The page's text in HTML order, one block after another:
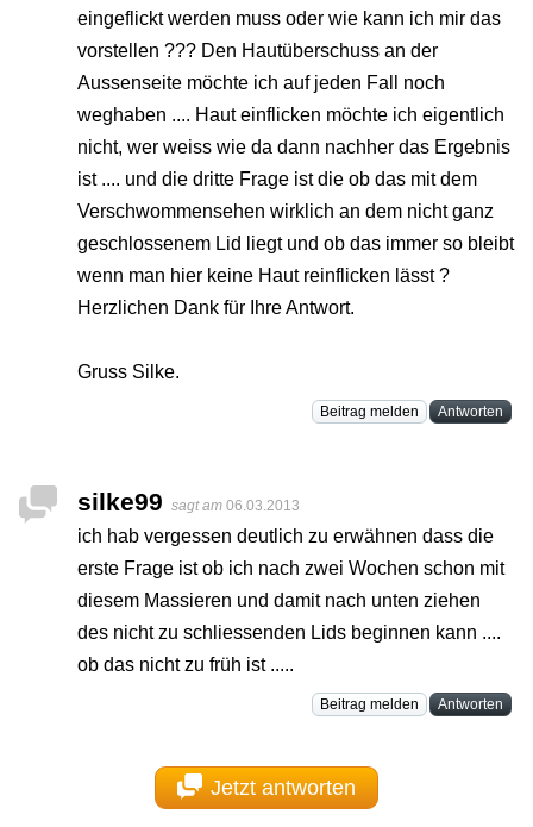
eingeflickt werden muss oder wie kann ich mir das
vorstellen ??? Den Hautüberschuss an der
Aussenseite möchte ich auf jeden Fall noch
weghaben .... Haut einflicken möchte ich eigentlich
nicht, wer weiss wie da dann nachher das Ergebnis
ist .... und die dritte Frage ist die ob das mit dem
Verschwommensehen wirklich an dem nicht ganz
geschlossenem Lid liegt und ob das immer so bleibt
wenn man hier keine Haut reinflicken lässt ?
Herzlichen Dank für Ihre Antwort.
Gruss Silke.
Beitrag melden Antworten
silke99 sagt am 06.03.2013
ich hab vergessen deutlich zu erwähnen dass die
erste Frage ist ob ich nach zwei Wochen schon mit
diesem Massieren und damit nach unten ziehen
des nicht zu schliessenden Lids beginnen kann ....
ob das nicht zu früh ist .....
Beitrag melden Antworten
Jetzt antworten